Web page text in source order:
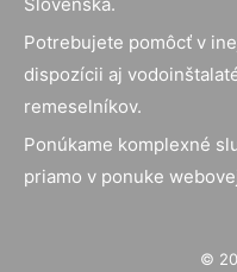
Potrebujete pomôcť v
dispozícii aj
remeselníkov.
Ponúkame komplexné
priamo v ponuke
©